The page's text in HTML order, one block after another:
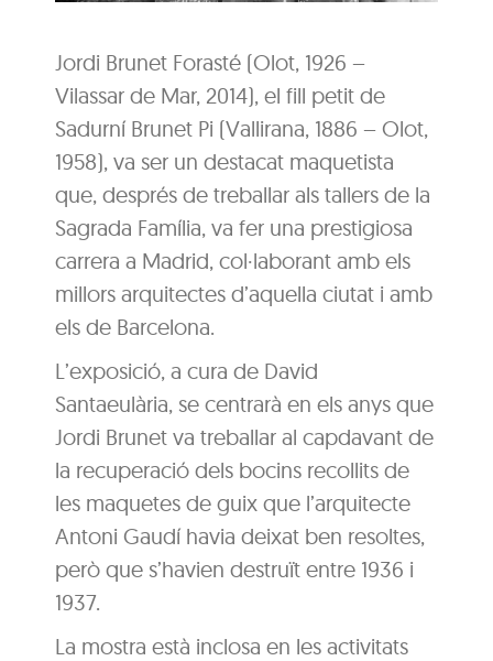
Jordi Brunet Forasté (Olot, 1926 –
Vilassar de Mar, 2014), el fill petit de
Sadurní Brunet Pi (Vallirana, 1886 – Olot,
1958), va ser un destacat maquetista
que, després de treballar als tallers de la
Sagrada Família, va fer una prestigiosa
carrera a Madrid, col·laborant amb els
millors arquitectes d’aquella ciutat i amb
els de Barcelona.
L’exposició, a cura de David
Santaeulària, se centrarà en els anys que
Jordi Brunet va treballar al capdavant de
la recuperació dels bocins recollits de
les maquetes de guix que l’arquitecte
Antoni Gaudí havia deixat ben resoltes,
però que s’havien destruït entre 1936 i
1937.
La mostra està inclosa en les activitats